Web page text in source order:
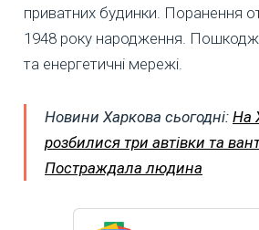
приватних будинки. Поранення
1948 року народження.
та енергетичні мережі.
Новини Харкова сьогодні: На
розбилися три автівки та
Постраждала людина